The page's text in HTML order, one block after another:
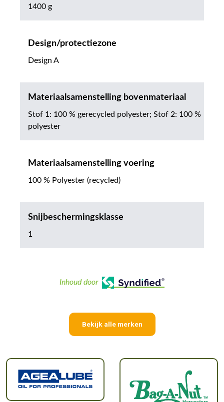
1400 g
Design/protectiezone
Design A
Materiaalsamenstelling bovenmateriaal
Stof 1: 100 % gerecycled polyester; Stof 2: 100 %
polyester
Materiaalsamenstelling voering
100 % Polyester (recycled)
Snijbeschermingsklasse
1
Inhoud door
Bekijk alle merken